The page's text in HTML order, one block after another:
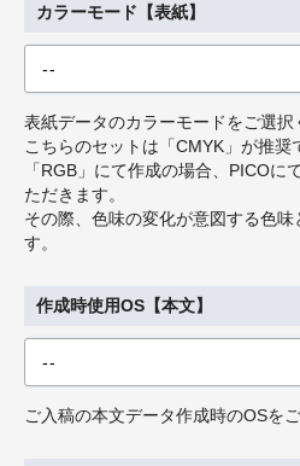
カラーモード【表紙】
表紙データのカラーモードをご選択
こちらのセットは「CMYK」が推奨
「RGB」にて作成の場合、PICOに
ただきます。
その際、色味の変化が意図する色
す。
作成時使用OS【本文】
ご入稿の本文データ作成時のOSを